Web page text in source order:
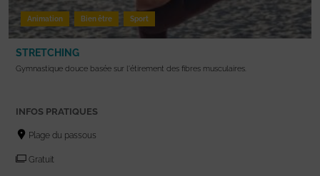
Animation Bien être Sport
STRETCHING
Gymnastique douce basée sur l'étirement des fibres musculaires.
INFOS PRATIQUES
Plage du passous
Gratuit